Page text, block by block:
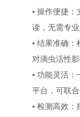
• 操作便捷：
读，无需专
• 结果准确
对滴虫活性
• 功能灵活：
平台，可联
• 检测高效：